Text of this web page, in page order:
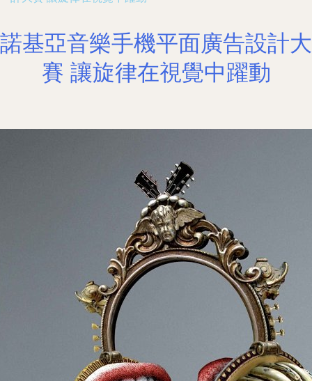
諾基亞音樂手機平面廣告設計大
賽 讓旋律在視覺中躍動